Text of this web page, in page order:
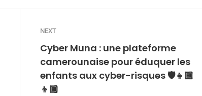
NEXT
Cyber Muna : une plateforme
camerounaise pour éduquer les
enfants aux cyber-risques 🛡👧🏾
👦🏾